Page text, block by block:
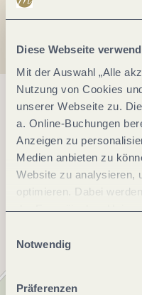
Diese Webseite
Mit der Auswahl „Alle
Nutzung von Cookies
unserer Webseite zu.
a. Online-Buchungen
Anzeigen zu
Medien anbieten zu
Website zu analysieren,
optimieren. Dabei
der Europäischen Union
jederzeit widerrufen
ablehnen" kann es zu
Notwendig
Präferenzen